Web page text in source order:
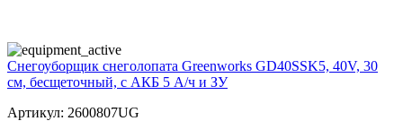
Снегоуборщик снеголопата Greenworks GD40SSK5, 40V, 30
см, бесщеточный, с АКБ 5 А/ч и ЗУ
Артикул: 2600807UG